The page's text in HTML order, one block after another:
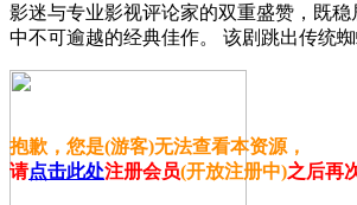
影迷与专业影视评论家的双重盛赞，既
中不可逾越的经典佳作。 该剧跳出传统
抱歉，您是(游客)无法查看本资源，
请点击此处注册会员(开放注册中)之后再